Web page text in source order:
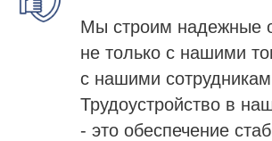
Мы строим надежные
не только с нашими
с нашими
Трудоустройство в
- это обеспечение